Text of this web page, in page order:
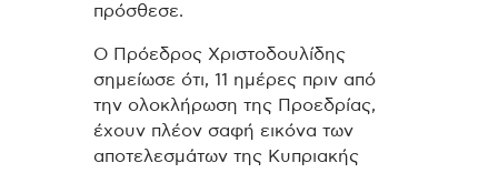
πρόσθεσε.
Ο Πρόεδρος Χριστοδουλίδης
σημείωσε ότι, 11 ημέρες πριν από
την ολοκλήρωση της Προεδρίας,
έχουν πλέον σαφή εικόνα των
αποτελεσμάτων της Κυπριακής